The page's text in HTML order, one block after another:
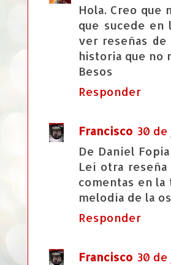
Hola. Creo que
que sucede en
ver reseñas
historia que no
Besos
Responder
Francisco 30
De Daniel
Leí otra
comentas en la
melodía de la
Responder
Francisco 30